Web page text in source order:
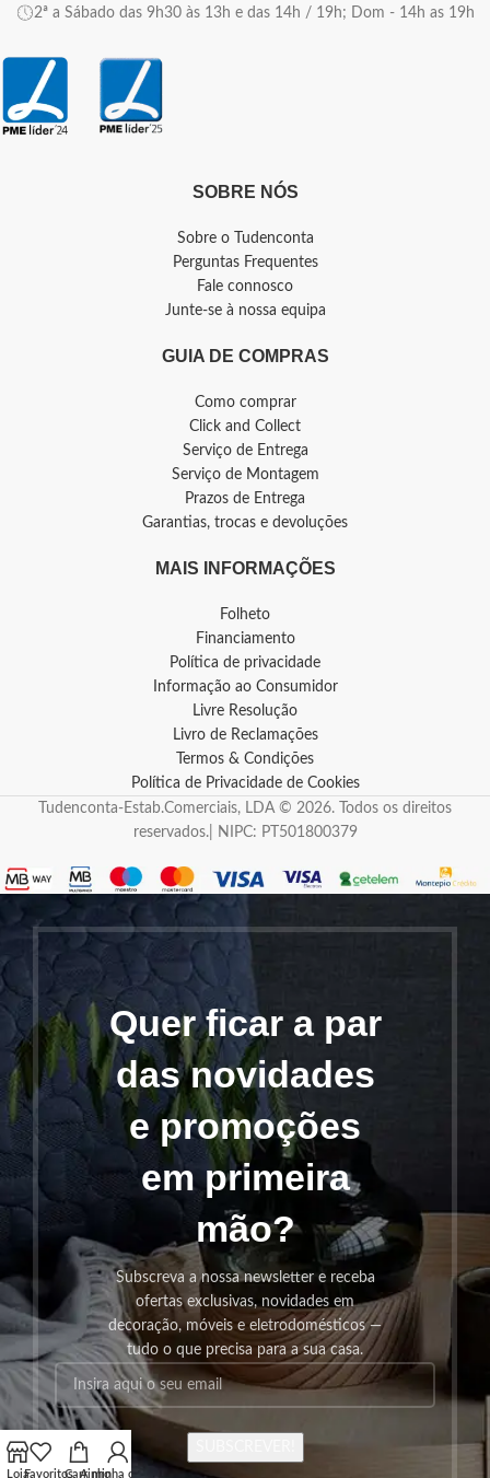
2ª a Sábado das 9h30 às 13h e das 14h / 19h; Dom - 14h as 19h
SOBRE NÓS
Sobre o Tudenconta
Perguntas Frequentes
Fale connosco
Junte-se à nossa equipa
GUIA DE COMPRAS
Como comprar
Click and Collect
Serviço de Entrega
Serviço de Montagem
Prazos de Entrega
Garantias, trocas e devoluções
MAIS INFORMAÇÕES
Folheto
Financiamento
Política de privacidade
Informação ao Consumidor
Livre Resolução
Livro de Reclamações
Termos & Condições
Política de Privacidade de Cookies
Tudenconta-Estab.Comerciais, LDA © 2026. Todos os direitos
reservados.| NIPC: PT501800379
Quer ficar a par
das novidades
e promoções
em primeira
mão?
Subscreva a nossa newsletter e receba
ofertas exclusivas, novidades em
decoração, móveis e eletrodomésticos —
tudo o que precisa para a sua casa.
LojaFavoritosCarrinho
A minha conta